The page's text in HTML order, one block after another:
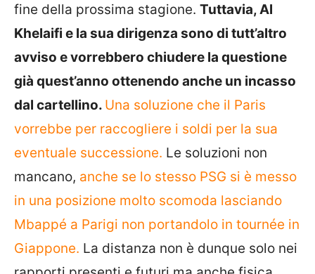
fine della prossima stagione. Tuttavia, Al
Khelaifi e la sua dirigenza sono di tutt’altro
avviso e vorrebbero chiudere la questione
già quest’anno ottenendo anche un incasso
dal cartellino. Una soluzione che il Paris
vorrebbe per raccogliere i soldi per la sua
eventuale successione. Le soluzioni non
mancano, anche se lo stesso PSG si è messo
in una posizione molto scomoda lasciando
Mbappé a Parigi non portandolo in tournée in
Giappone. La distanza non è dunque solo nei